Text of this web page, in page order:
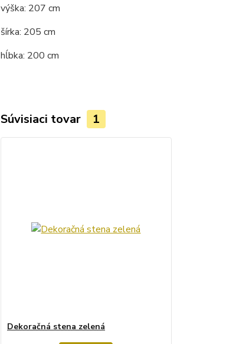
výška: 207 cm
šírka: 205 cm
hĺbka: 200 cm
Súvisiaci tovar 1
Dekoračná stena zelená